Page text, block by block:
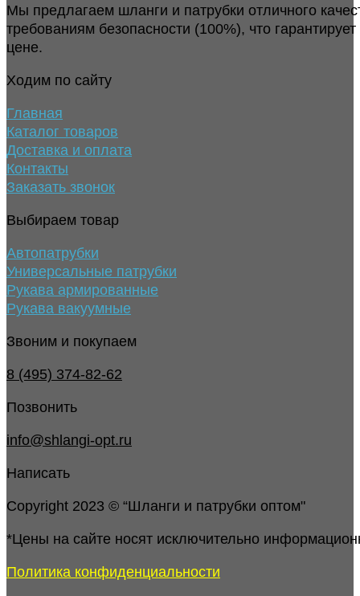
Мы предлагаем шланги и патрубки отличного
требованиям безопасности (100%), что
цене.
Ходим по сайту
Главная
Каталог товаров
Доставка и оплата
Контакты
Заказать звонок
Выбираем товар
Автопатрубки
Универсальные патрубки
Рукава армированные
Рукава вакуумные
Звоним и покупаем
8 (495) 374-82-62
Позвонить
info@shlangi-opt.ru
Написать
Copyright 2023 © “Шланги и патрубки оптом"
*Цены на сайте носят исключительно
Политика конфиденциальности